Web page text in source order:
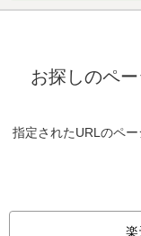
お探しのペ
指定されたURLのペ
楽